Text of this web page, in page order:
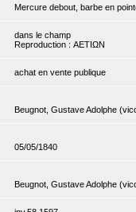
Mercure debout, barbe en
dans le champ
Reproduction : ΑΕΤΙΩΝ
achat en vente publique
Beugnot, Gustave Adolphe
05/05/1840
Beugnot, Gustave Adolphe